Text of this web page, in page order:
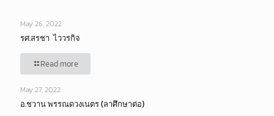
May 26, 2022
รศ.สรชา ไววรกิจ
Read more
May 27, 2022
อ.ชวาน พรรณดวงเนตร (ลาศึกษาต่อ)